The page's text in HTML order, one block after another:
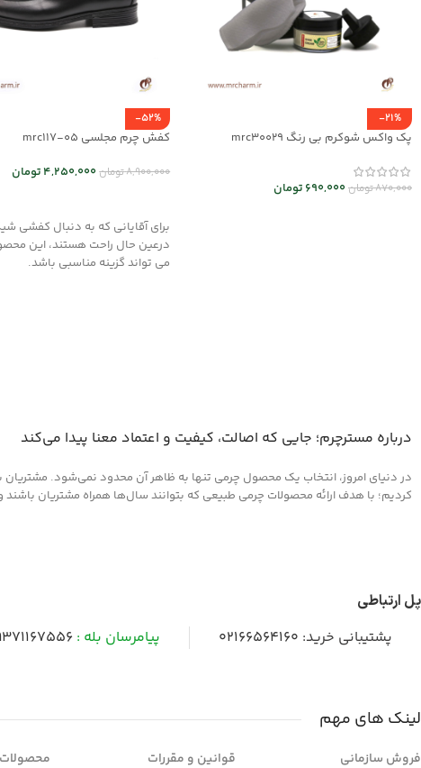
-21%
پک واکس شوکرم بی رنگ mrc30029
870,000تومان690,000 تومان
-52%
کفش چرم مجلسی mrc117-05
8,900,000تومان4,250,000تومان
برای آقایانی که به دنبال کفشی
درعین حال راحت هستند، این
می تواند گزینه مناسبی باشد.
درباره مسترچرم؛ جایی که اصالت، کیفیت و اعتماد معنا پیدا می‌کند
در دنیای امروز، انتخاب یک محصول چرمی تنها به ظاهر آن محدود نمی‌شود. مشتریان
کردیم؛ با هدف ارائه محصولات چرمی طبیعی که بتوانند سال‌ها همراه مشتریان باشند و
پل ارتباطی
پشتیبانی خرید: 02166564160 پیامرسان بله :
لینک های مهم
فروش سازمانی قوانین و مقررات